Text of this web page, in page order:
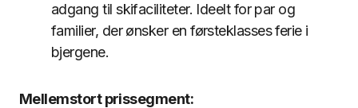
adgang til skifaciliteter. Ideelt for par og
familier, der ønsker en førsteklasses ferie i
bjergene.
Mellemstort prissegment: